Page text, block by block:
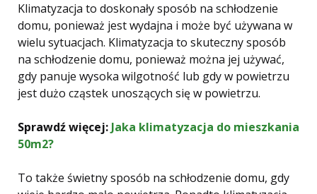
Klimatyzacja to doskonały sposób na schłodzenie
domu, ponieważ jest wydajna i może być używana w
wielu sytuacjach. Klimatyzacja to skuteczny sposób
na schłodzenie domu, ponieważ można jej używać,
gdy panuje wysoka wilgotność lub gdy w powietrzu
jest dużo cząstek unoszących się w powietrzu.
Sprawdź więcej: Jaka klimatyzacja do mieszkania
50m2?
To także świetny sposób na schłodzenie domu, gdy